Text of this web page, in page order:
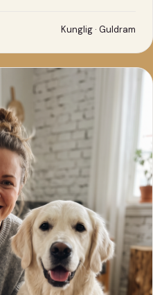
Kunglig · Guldram